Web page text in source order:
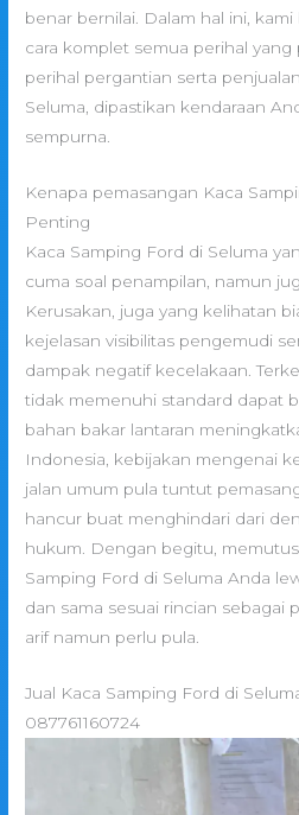
benar bernilai. Dalam hal ini,
cara komplet semua perihal
perihal pergantian serta
Seluma, dipastikan kendaraan
sempurna.
Kenapa pemasangan Kaca
Penting
Kaca Samping Ford di Seluma
cuma soal penampilan, namun
Kerusakan, juga yang kelihatan
kejelasan visibilitas pengemudi
dampak negatif kecelakaan.
tidak memenuhi standard dapat
bahan bakar lantaran
Indonesia, kebijakan mengenai
jalan umum pula tuntut
hancur buat menghindari dari
hukum. Dengan begitu,
Samping Ford di Seluma Anda
dan sama sesuai rincian sebagai
arif namun perlu pula.
Jual Kaca Samping Ford di
087761160724